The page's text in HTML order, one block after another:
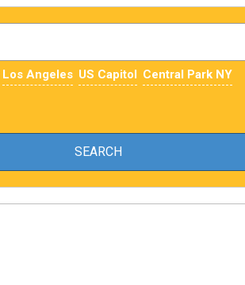
Los Angeles US Capitol Central Park NY